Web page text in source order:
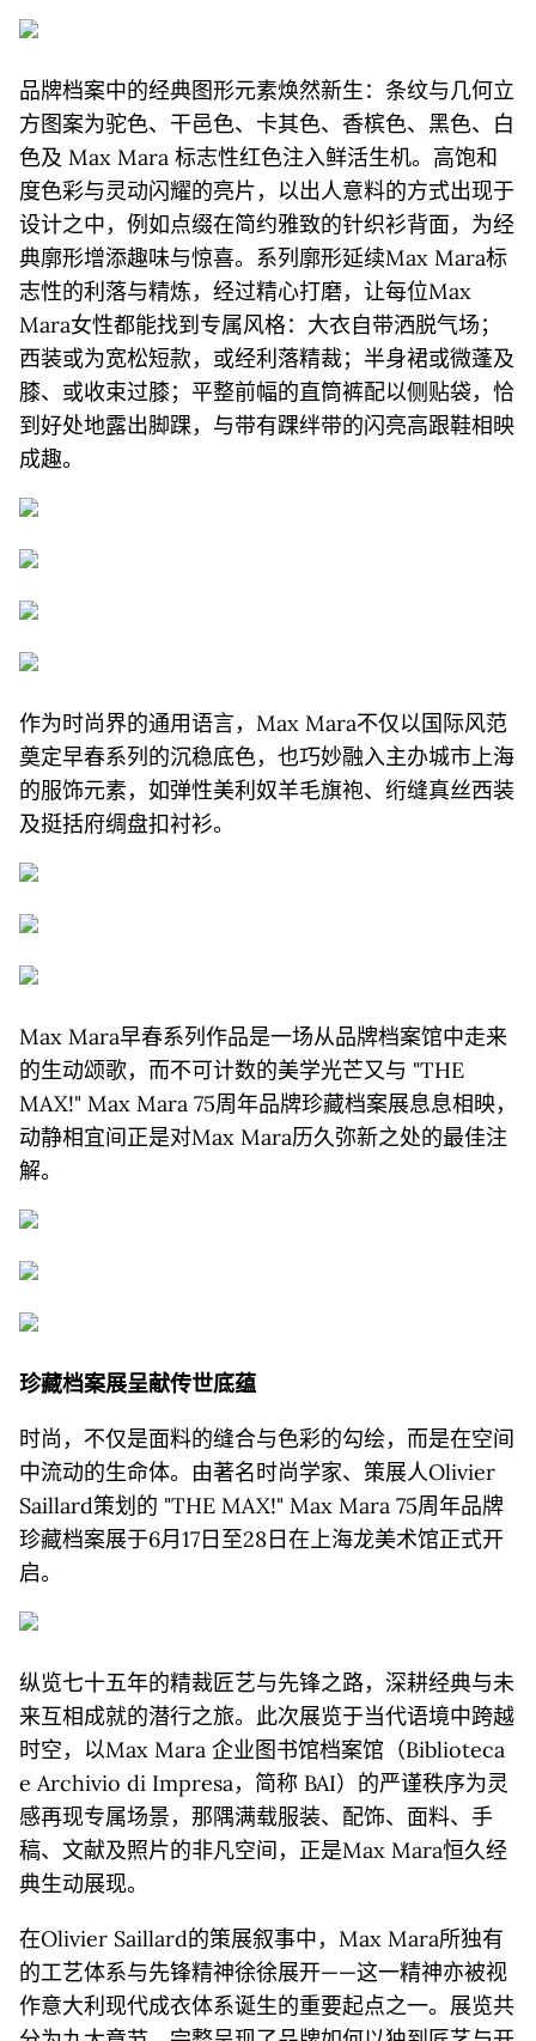
品牌档案中的经典图形元素焕然新生：条纹与几何立
方图案为驼色、干邑色、卡其色、香槟色、黑色、白
色及 Max Mara 标志性红色注入鲜活生机。高饱和
度色彩与灵动闪耀的亮片，以出人意料的方式出现于
设计之中，例如点缀在简约雅致的针织衫背面，为经
典廓形增添趣味与惊喜。系列廓形延续Max Mara标
志性的利落与精炼，经过精心打磨，让每位Max
Mara女性都能找到专属风格：大衣自带洒脱气场；
西装或为宽松短款，或经利落精裁；半身裙或微蓬及
膝、或收束过膝；平整前幅的直筒裤配以侧贴袋，恰
到好处地露出脚踝，与带有踝绊带的闪亮高跟鞋相映
成趣。
作为时尚界的通用语言，Max Mara不仅以国际风范
奠定早春系列的沉稳底色，也巧妙融入主办城市上海
的服饰元素，如弹性美利奴羊毛旗袍、绗缝真丝西装
及挺括府绸盘扣衬衫。
Max Mara早春系列作品是一场从品牌档案馆中走来
的生动颂歌，而不可计数的美学光芒又与 "THE
MAX!" Max Mara 75周年品牌珍藏档案展息息相映，
动静相宜间正是对Max Mara历久弥新之处的最佳注
解。
珍藏档案展呈献传世底蕴
时尚，不仅是面料的缝合与色彩的勾绘，而是在空间
中流动的生命体。由著名时尚学家、策展人Olivier
Saillard策划的 "THE MAX!" Max Mara 75周年品牌
珍藏档案展于6月17日至28日在上海龙美术馆正式开
启。
纵览七十五年的精裁匠艺与先锋之路，深耕经典与未
来互相成就的潜行之旅。此次展览于当代语境中跨越
时空，以Max Mara 企业图书馆档案馆（Biblioteca
e Archivio di Impresa，简称 BAI）的严谨秩序为灵
感再现专属场景，那隅满载服装、配饰、面料、手
稿、文献及照片的非凡空间，正是Max Mara恒久经
典生动展现。
在Olivier Saillard的策展叙事中，Max Mara所独有
的工艺体系与先锋精神徐徐展开——这一精神亦被视
作意大利现代成衣体系诞生的重要起点之一。展览共